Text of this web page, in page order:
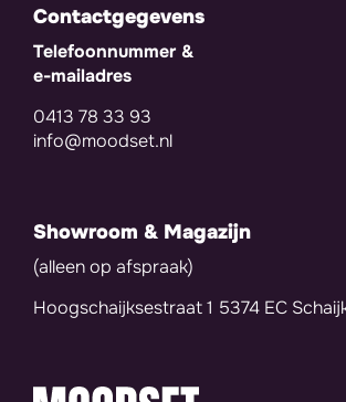
Contactgegevens
Telefoonnummer &
e-mailadres
0413 78 33 93
info@moodset.nl
Showroom & Magazijn
(alleen op afspraak)
Hoogschaijksestraat 1 5374 EC